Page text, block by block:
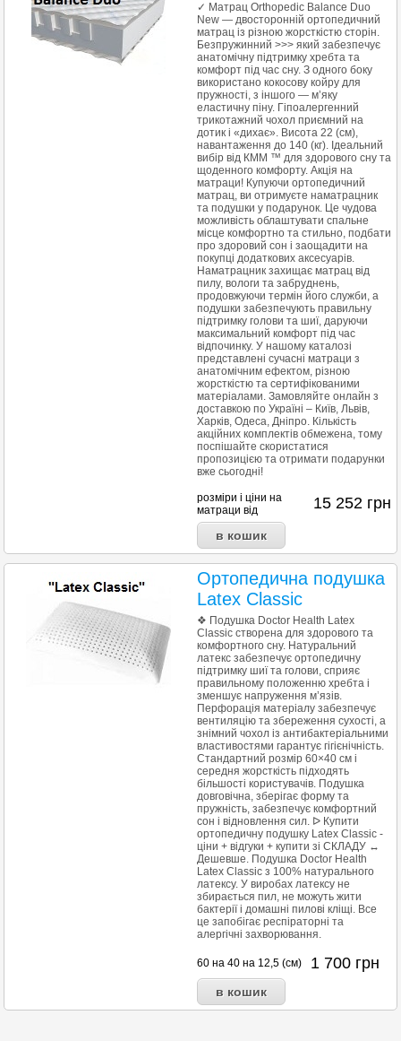
✓ Матрац Orthopedic Balance Duo
New — двосторонній ортопедичний
матрац із різною жорсткістю сторін.
Безпружинний >>> який забезпечує
анатомічну підтримку хребта та
комфорт під час сну. З одного боку
використано кокосову койру для
пружності, з іншого — м’яку
еластичну піну. Гіпоалергенний
трикотажний чохол приємний на
дотик і «дихає». Висота 22 (см),
навантаження до 140 (кг). Ідеальний
вибір від КММ ™ для здорового сну та
щоденного комфорту. Акція на
матраци! Купуючи ортопедичний
матрац, ви отримуєте наматрацник
та подушки у подарунок. Це чудова
можливість облаштувати спальне
місце комфортно та стильно, подбати
про здоровий сон і заощадити на
покупці додаткових аксесуарів.
Наматрацник захищає матрац від
пилу, вологи та забруднень,
продовжуючи термін його служби, а
подушки забезпечують правильну
підтримку голови та шиї, даруючи
максимальний комфорт під час
відпочинку. У нашому каталозі
представлені сучасні матраци з
анатомічним ефектом, різною
жорсткістю та сертифікованими
матеріалами. Замовляйте онлайн з
доставкою по Україні – Київ, Львів,
Харків, Одеса, Дніпро. Кількість
акційних комплектів обмежена, тому
поспішайте скористатися
пропозицією та отримати подарунки
вже сьогодні!
розміри і ціни на
матраци від
15 252 грн
Ортопедична подушка
Latex Classic
❖ Подушка Doctor Health Latex
Classic створена для здорового та
комфортного сну. Натуральний
латекс забезпечує ортопедичну
підтримку шиї та голови, сприяє
правильному положенню хребта і
зменшує напруження м’язів.
Перфорація матеріалу забезпечує
вентиляцію та збереження сухості, а
знімний чохол із антибактеріальними
властивостями гарантує гігієнічність.
Стандартний розмір 60×40 см і
середня жорсткість підходять
більшості користувачів. Подушка
довговічна, зберігає форму та
пружність, забезпечує комфортний
сон і відновлення сил. ᐅ Купити
ортопедичну подушку Latex Classic -
ціни + відгуки + купити зі СКЛАДУ ↔
Дешевше. Подушка Doctor Health
Latex Classic з 100% натурального
латексу. У виробах латексу не
збирається пил, не можуть жити
бактерії і домашні пилові кліщі. Все
це запобігає респіраторні та
алергічні захворювання.
60 на 40 на 12,5 (см) 1 700 грн